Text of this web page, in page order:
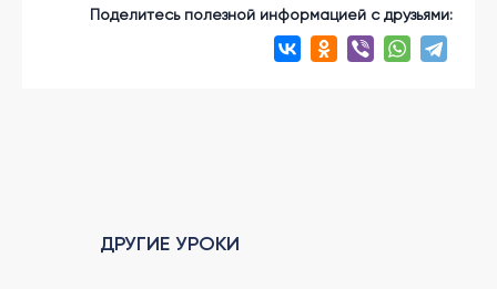
Поделитесь полезной информацией с друзьями:
ДРУГИЕ УРОКИ